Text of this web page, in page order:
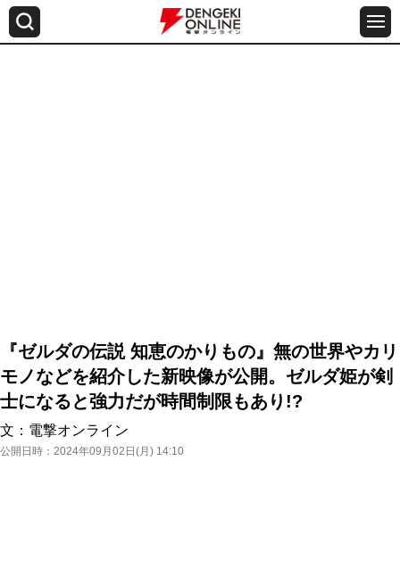
『ゼルダの伝説 知恵のかりもの』無の世界やカリ
モノなどを紹介した新映像が公開。ゼルダ姫が剣
士になると強力だが時間制限もあり!?
文： 電撃オンライン
公開日時： 2024年09月02日(月) 14:10